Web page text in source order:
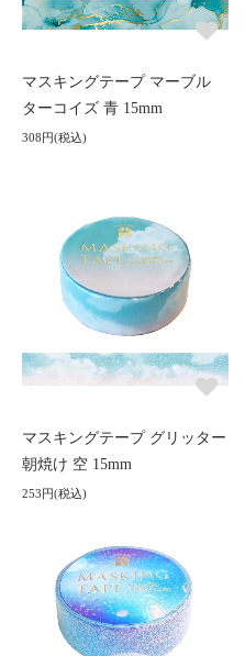
マスキングテープ マーブル
ターコイズ 青 15mm
308円(税込)
マスキングテープ グリッター
朝焼け 空 15mm
253円(税込)